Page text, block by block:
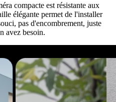
compacte est résistante aux
élégante permet de l'installer
pas d'encombrement, juste
avez besoin.